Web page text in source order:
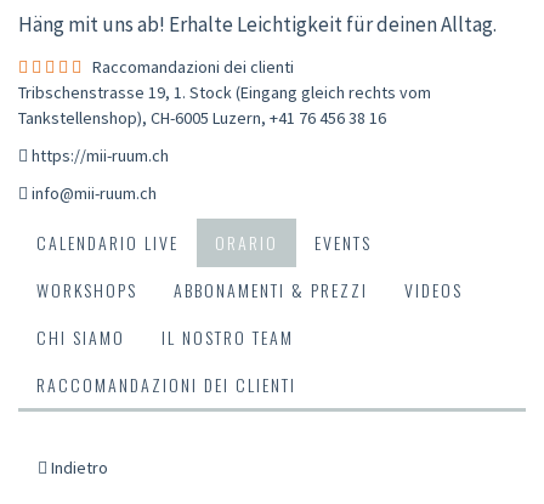
Häng mit uns ab! Erhalte Leichtigkeit für deinen Alltag.
Raccomandazioni dei clienti
Tribschenstrasse 19, 1. Stock (Eingang gleich rechts vom
Tankstellenshop), CH-6005 Luzern, +41 76 456 38 16
https://mii-ruum.ch
info@mii-ruum.ch
CALENDARIO LIVE ORARIO
EVENTS
WORKSHOPS
ABBONAMENTI & PREZZI
VIDEOS
CHI SIAMO
IL NOSTRO TEAM
RACCOMANDAZIONI DEI CLIENTI
Indietro